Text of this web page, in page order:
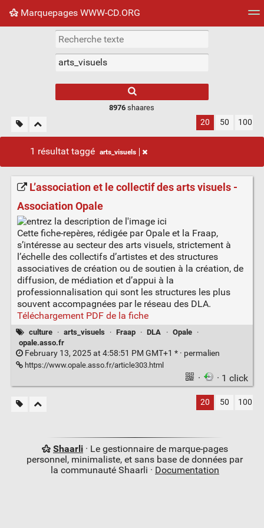
Marquepages WWW-CD.ORG
Nuage de tags Mur d'images
8976 shaares
20 50 100
1 résultat taggé arts_visuels
L’association et le collectif des arts visuels -
Association Opale
Cette fiche-repères, rédigée par Opale et la Fraap,
s’intéresse au secteur des arts visuels, strictement à
l’échelle des collectifs d’artistes et des structures
associatives de création ou de soutien à la création, de
diffusion, de médiation et d’appui à la
professionnalisation qui sont les structures les plus
souvent accompagnées par le réseau des DLA.
Téléchargement PDF de la fiche
culture · arts_visuels · Fraap · DLA · Opale
·
opale.asso.fr
February 13, 2025 at 4:58:51 PM GMT+1 * · permalien
https://www.opale.asso.fr/article303.html
· · 1 click
20 50 100
Shaarli· Le gestionnaire de marque-pages
personnel, minimaliste, et sans base de données par
la communauté Shaarli · Documentation